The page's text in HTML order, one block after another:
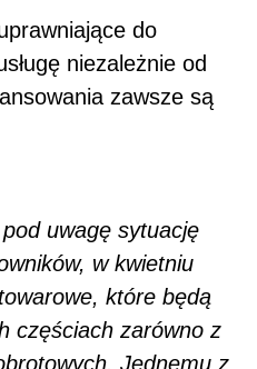
do
niezależnie od
zawsze są
uwagę sytuację
w kwietniu
które będą
częściach zarówno z
Jednemu z